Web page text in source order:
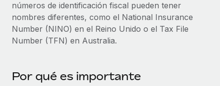
Comprobaciones de antecedentes
Simplifica los procesos de cribado de candidatos.
Cumplimiento normativo
Nómina global
EOR y PEO
Impuestos
números de identificación fiscal pueden tener
nombres diferentes, como el National Insurance
Number (NINO) en el Reino Unido o el Tax File
Number (TFN) en Australia.
Por qué es importante